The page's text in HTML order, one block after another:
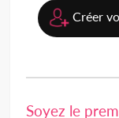
Créer
Soyez le